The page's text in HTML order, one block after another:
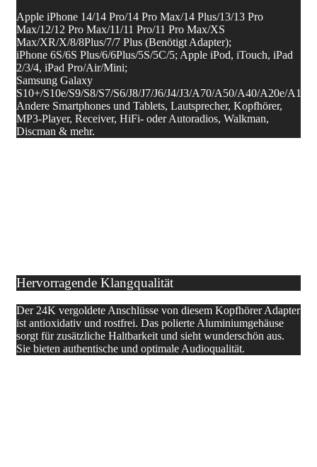
Apple iPhone 14/14 Pro/14 Pro Max/14 Plus/13/13 Pro
Max/12/12 Pro Max/11/11 Pro/11 Pro Max/XS
Max/XR/X/8/8Plus/7/7 Plus (Benötigt Adapter);
iPhone 6S/6S Plus/6/6Plus/5S/5C/5; Apple iPod, iTouch, iPad
2/3/4, iPad Pro/Air/Mini;
Samsung Galaxy
S10+/S10e/S9/S8/S7/S6/J8/J7/J6/J4/J3/A70/A50/A40/A20e/A10;
Andere Smartphones und Tablets, Lautsprecher, Kopfhörer,
MP3-Player, Receiver, HiFi- oder Autoradios, Walkman,
Discman & mehr.
Hervorragende Klangqualität
Der 24K vergoldete Anschlüsse von diesem Kopfhörer Adapter
ist antioxidativ und rostfrei. Das polierte Aluminiumgehäuse
sorgt für zusätzliche Haltbarkeit und sieht wunderschön aus.
Sie bieten authentische und optimale Audioqualität.